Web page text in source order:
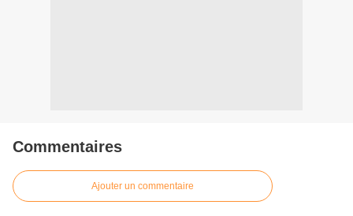
Commentaires
Ajouter un commentaire